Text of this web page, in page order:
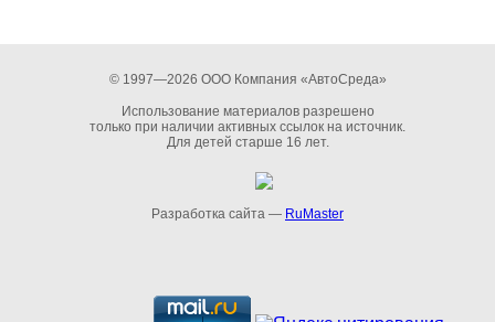
© 1997—2026 ООО Компания «АвтоСреда»
Использование материалов разрешено
только при наличии активных ссылок на источник.
Для детей старше 16 лет.
Разработка сайта — RuMaster